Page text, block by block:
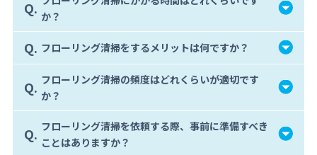
Q. か？
Q. フローリング清掃をするメリットは何ですか？
Q. フローリング清掃の頻度はどれくらいが適切です
か？
Q. フローリング清掃を依頼する際、事前に準備すべき
ことはありますか？